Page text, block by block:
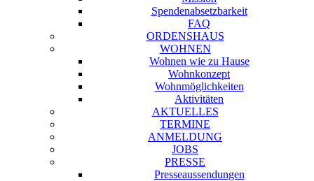
Spendenabsetzbarkeit
FAQ
ORDENSHAUS
WOHNEN
Wohnen wie zu Hause
Wohnkonzept
Wohnmöglichkeiten
Aktivitäten
AKTUELLES
TERMINE
ANMELDUNG
JOBS
PRESSE
Presseaussendungen